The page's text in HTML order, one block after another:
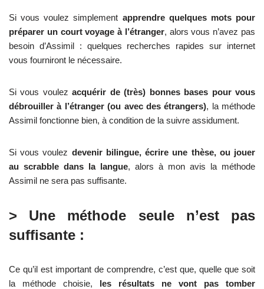
Si vous voulez simplement apprendre quelques mots pour
préparer un court voyage à l’étranger, alors vous n’avez pas
besoin d’Assimil : quelques recherches rapides sur internet
vous fourniront le nécessaire.
Si vous voulezacquérir de (très) bonnes bases pour vous
débrouiller à l’étranger (ou avec des étrangers), la méthode
Assimil fonctionne bien, à condition de la suivre assidument.
Si vous voulez devenir bilingue, écrire une thèse, ou jouer
au scrabble dans la langue, alors à mon avis la méthode
Assimil ne sera pas suffisante.
> Une méthode seule n’est pas
suffisante :
Ce qu’il est important de comprendre, c’est que, quelle que soit
la méthode choisie, les résultats ne vont pas tomber